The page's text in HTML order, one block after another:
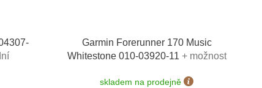
Garmin Forerunner 170 Music
Whitestone 010-03920-11 + možnost
skladem na prodejně